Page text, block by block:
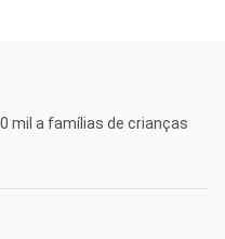
mil a famílias de crianças